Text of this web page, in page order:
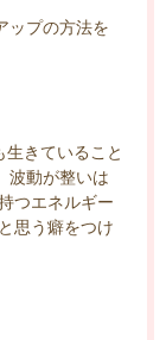
ップの方法を
きていること
波動が整いは
つエネルギー
思う癖をつけ